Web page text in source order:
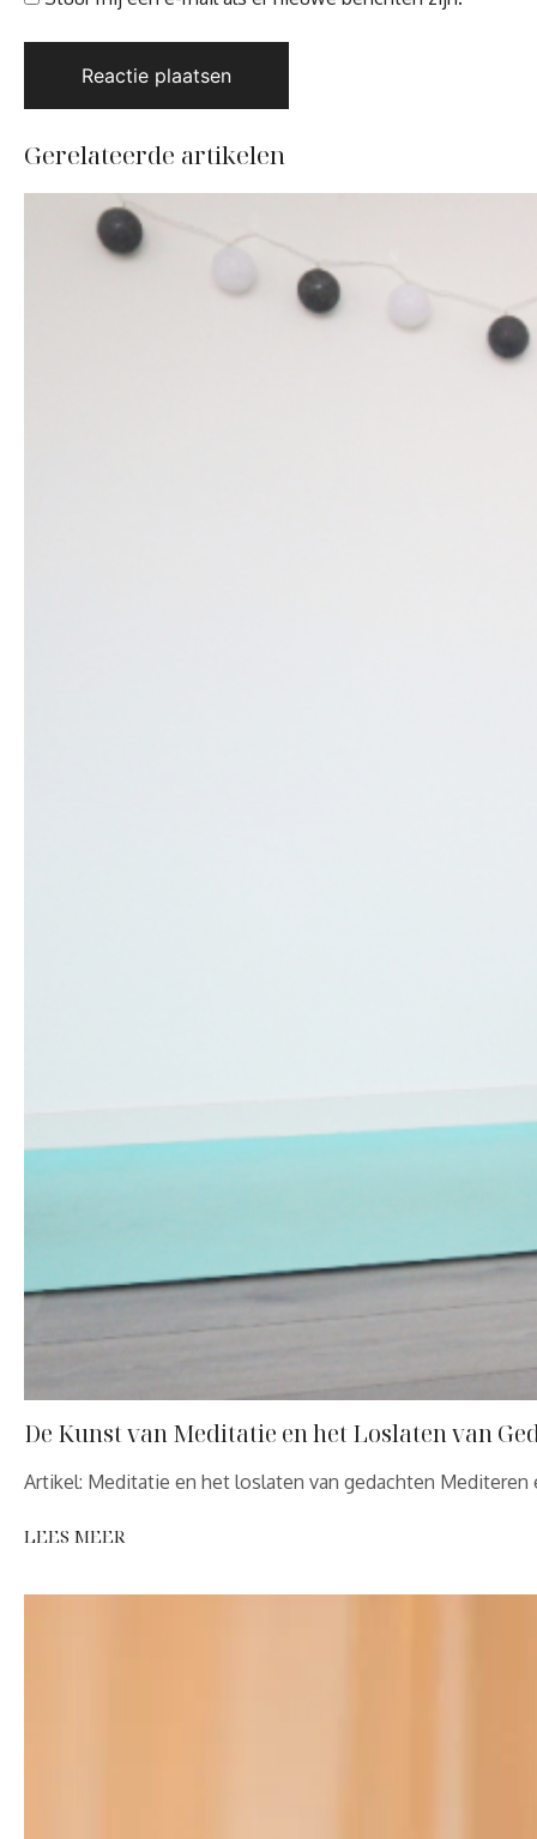
Gerelateerde artikelen
De Kunst van Meditatie en het Loslaten van
Artikel: Meditatie en het loslaten van gedachten
LEES MEER